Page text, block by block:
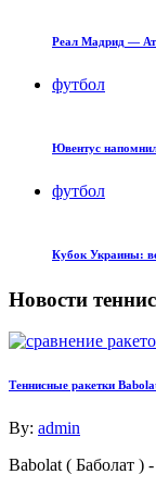
Реал Мадрид —
футбол
Ювентус напомнил
футбол
Кубок Украины:
Новости
Теннисные ракетки
By: admin
Babolat ( Баболат